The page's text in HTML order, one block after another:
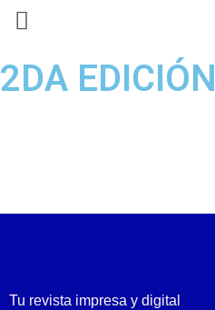
2DA EDICIÓN
Tu revista impresa y digital